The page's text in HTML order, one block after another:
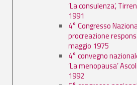
’La consulenza’,
1991
4° Congresso
procreazione
maggio 1975
4° convegno
’La menopausa’
1992